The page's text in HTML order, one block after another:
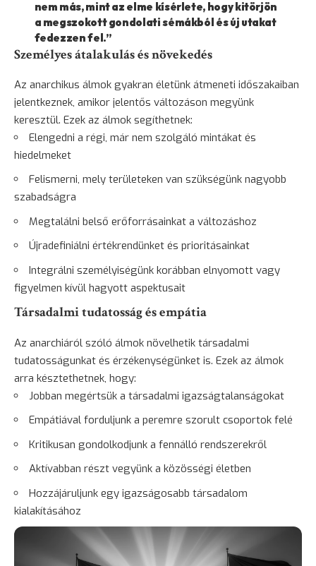
nem más, mint az elme kísérlete, hogy kitörjön
a megszokott gondolati sémákból és új utakat
fedezzen fel.”
Személyes átalakulás és növekedés
Az anarchikus álmok gyakran életünk átmeneti időszakaiban
jelentkeznek, amikor jelentős változáson megyünk
keresztül. Ezek az álmok segíthetnek:
Elengedni a régi, már nem szolgáló mintákat és
hiedelmeket
Felismerni, mely területeken van szükségünk nagyobb
szabadságra
Megtalálni belső erőforrásainkat a változáshoz
Újradefiniálni értékrendünket és prioritásainkat
Integrálni személyiségünk korábban elnyomott vagy
figyelmen kívül hagyott aspektusait
Társadalmi tudatosság és empátia
Az anarchiáról szóló álmok növelhetik társadalmi
tudatosságunkat és érzékenységünket is. Ezek az álmok
arra késztethetnek, hogy:
Jobban megértsük a társadalmi igazságtalanságokat
Empátiával forduljunk a peremre szorult csoportok felé
Kritikusan gondolkodjunk a fennálló rendszerekről
Aktívabban részt vegyünk a közösségi életben
Hozzájáruljunk egy igazságosabb társadalom
kialakításához